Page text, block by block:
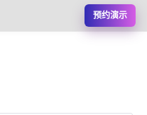
预约演示